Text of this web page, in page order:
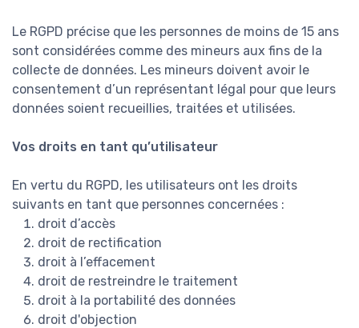
Le RGPD précise que les personnes de moins de 15 ans
sont considérées comme des mineurs aux fins de la
collecte de données. Les mineurs doivent avoir le
consentement d’un représentant légal pour que leurs
données soient recueillies, traitées et utilisées.
Vos droits en tant qu’utilisateur
En vertu du RGPD, les utilisateurs ont les droits
suivants en tant que personnes concernées :
droit d’accès
droit de rectification
droit à l’effacement
droit de restreindre le traitement
droit à la portabilité des données
droit d'objection